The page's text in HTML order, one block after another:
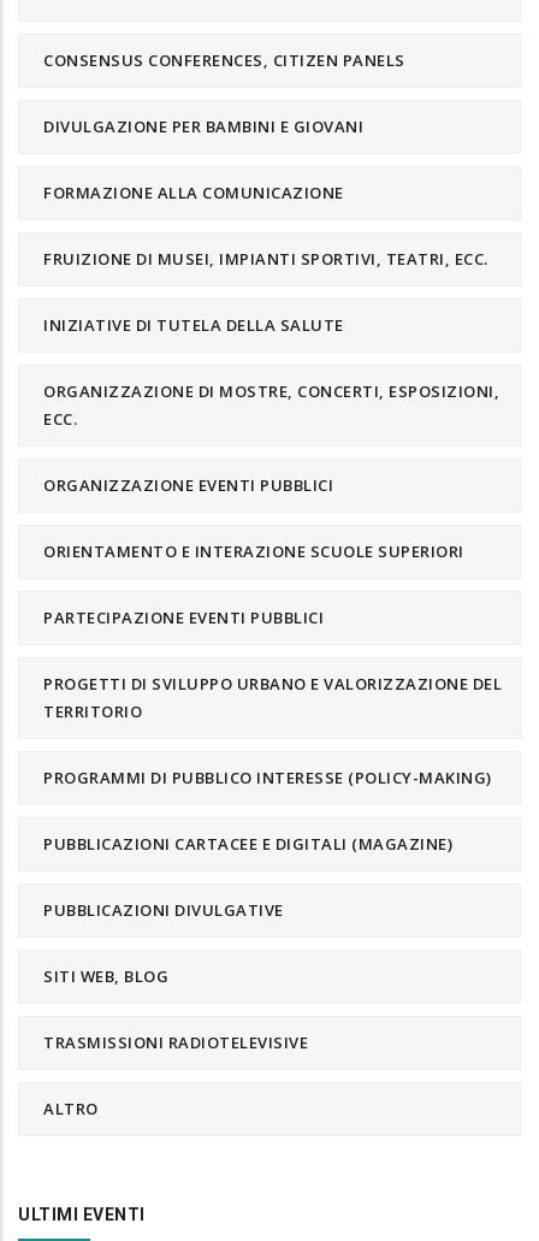
CONSENSUS CONFERENCES, CITIZEN PANELS
DIVULGAZIONE PER BAMBINI E GIOVANI
FORMAZIONE ALLA COMUNICAZIONE
FRUIZIONE DI MUSEI, IMPIANTI SPORTIVI, TEATRI, ECC.
INIZIATIVE DI TUTELA DELLA SALUTE
ORGANIZZAZIONE DI MOSTRE, CONCERTI, ESPOSIZIONI,
ECC.
ORGANIZZAZIONE EVENTI PUBBLICI
ORIENTAMENTO E INTERAZIONE SCUOLE SUPERIORI
PARTECIPAZIONE EVENTI PUBBLICI
PROGETTI DI SVILUPPO URBANO E VALORIZZAZIONE DEL
TERRITORIO
PROGRAMMI DI PUBBLICO INTERESSE (POLICY-MAKING)
PUBBLICAZIONI CARTACEE E DIGITALI (MAGAZINE)
PUBBLICAZIONI DIVULGATIVE
SITI WEB, BLOG
TRASMISSIONI RADIOTELEVISIVE
ALTRO
ULTIMI EVENTI